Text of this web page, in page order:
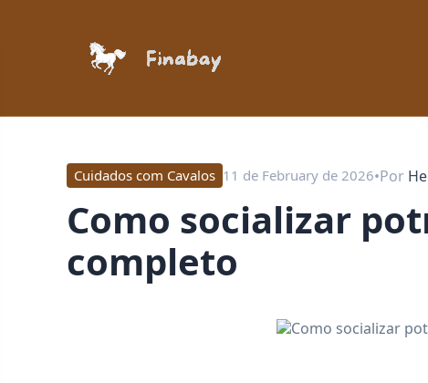
Cuidados com Cavalos 11 de February de 2026•Por
Como socializar potros recém-nascidos: guia
completo